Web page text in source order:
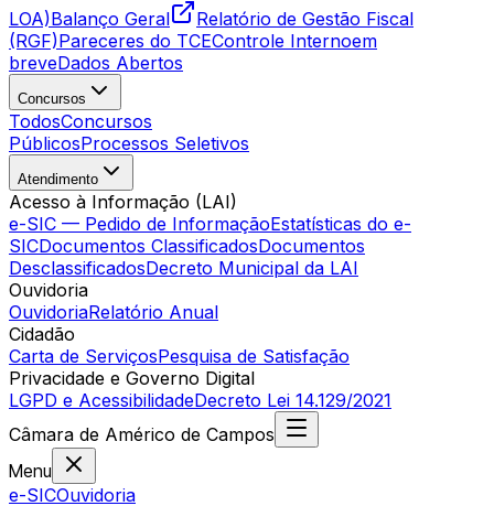
LOA)Balanço Geral
Relatório de Gestão Fiscal
(RGF)Pareceres do TCEControle Internoem
breveDados Abertos
Concursos
TodosConcursos
PúblicosProcessos Seletivos
Atendimento
Acesso à Informação (LAI)
e-SIC — Pedido de InformaçãoEstatísticas do e-
SICDocumentos ClassificadosDocumentos
DesclassificadosDecreto Municipal da LAI
Ouvidoria
OuvidoriaRelatório Anual
Cidadão
Carta de ServiçosPesquisa de Satisfação
Privacidade e Governo Digital
LGPD e AcessibilidadeDecreto Lei 14.129/2021
Câmara de Américo de Campos
Menu
e-SICOuvidoria